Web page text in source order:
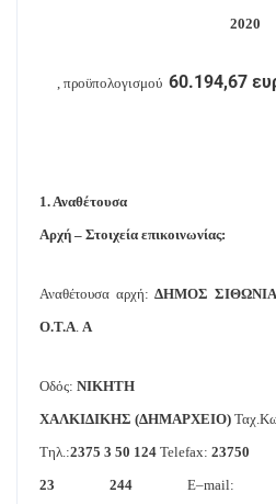
2020
, προϋπολογισμού 60.194,67
1. Αναθέτουσα
Αρχή – Στοιχεία επικοινωνίας:
Αναθέτουσα αρχή:ΔΗΜΟΣ
Ο.Τ.Α. Α
Οδός: ΝΙΚΗΤΗ
ΧΑΛΚΙΔΙΚΗΣ (ΔΗΜΑΡΧΕΙΟ)
Τηλ.:2375 3 50 124 Telefax: 23750
23 244 E–mail